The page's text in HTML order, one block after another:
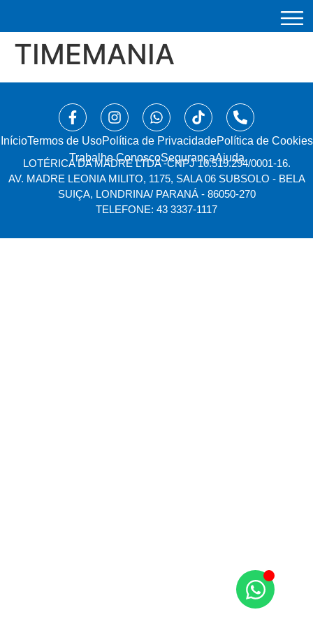
TIMEMANIA
Início⁠Termos de UsoPolítica de PrivacidadePolítica de Cookies
Trabalhe ConoscoSegurançaAjuda
LOTÉRICA DA MADRE LTDA -CNPJ 10.519.294/0001-16.
AV. MADRE LEONIA MILITO, 1175, SALA 06 SUBSOLO - BELA
SUIÇA, LONDRINA/ PARANÁ - 86050-270
TELEFONE: 43 3337-1117